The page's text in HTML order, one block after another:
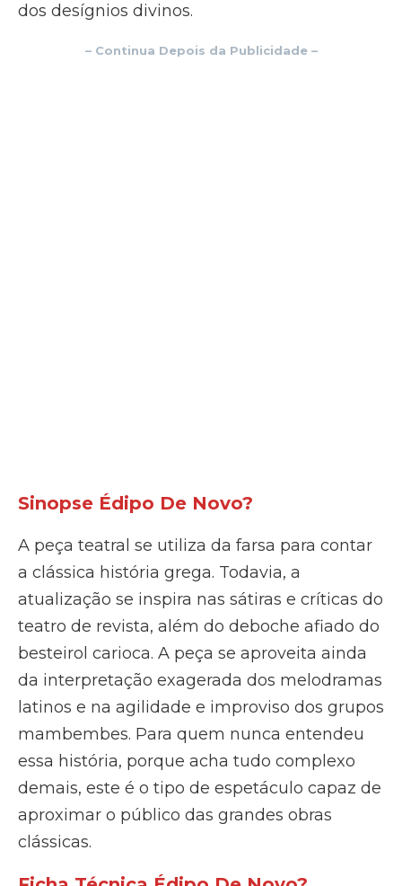
dos desígnios divinos.
– Continua Depois da Publicidade –
Sinopse Édipo De Novo?
A peça teatral se utiliza da farsa para contar
a clássica história grega. Todavia, a
atualização se inspira nas sátiras e críticas do
teatro de revista, além do deboche afiado do
besteirol carioca. A peça se aproveita ainda
da interpretação exagerada dos melodramas
latinos e na agilidade e improviso dos grupos
mambembes. Para quem nunca entendeu
essa história, porque acha tudo complexo
demais, este é o tipo de espetáculo capaz de
aproximar o público das grandes obras
clássicas.